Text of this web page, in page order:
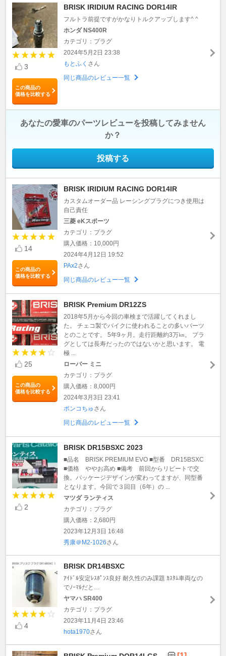
3
この商品の
価格を比較する
BRISK IRIDIUM RACING DOR14IR
フルトラ前提ですがかなりトルクアップします^ ^
ホンダ NS400R
カテゴリ：プラグ
2024年5月2日 23:38
もとふく さん
同じ商品のレビュー一覧
あなたの愛車のパーツレビューを投稿してみません
か？
投稿する
14
この商品の
価格を比較する
BRISK IRIDIUM RACING DOR14IR
カスタムオーダー品 レーシングプラグにつき使用は
自己責任
三菱 eKスポーツ
カテゴリ：プラグ
購入価格：10,000円
2024年4月12日 19:52
PAx2さん
同じ商品のレビュー一覧
25
この商品の
価格を比較する
BRISK Premium DR12ZS
2018年5月から今回の車検まで活躍してくれまし
た。 チェコ製でバイクに使われることの多いパーツ
とのことです。 5年9ヶ月。走行距離約3万㎞。 プラ
グとしては長寿だったのではないかと思います。 電
極 ...
ローバー ミニ
カテゴリ：プラグ
購入価格：8,000円
2024年3月3日 23:41
ポンコちゅさん
同じ商品のレビュー一覧
2
BRISK DR15BSXC 2023
■品名 BRISK PREMIUM EVO ■型番 DR15BSXC
■価格 ややお高め ■備考 前回からリピートで交
換。パッケージデザインが変わってますが、同型番
となります。今回で３回目（6年）の ...
マツダ ランティス
カテゴリ：プラグ
購入価格：2,680円
2023年12月3日 16:48
秀康＠M2-1026さん
4
BRISK DR14BSXC
ｱｲﾄﾞﾙ安定ﾚｽﾎﾟﾝｽ良好 耐久性のみ課題 ｶｽﾀﾑ車両なの
でﾉｰﾏﾙだと…
ヤマハ SR400
カテゴリ：プラグ
2023年11月4日 23:46
hota1970さん